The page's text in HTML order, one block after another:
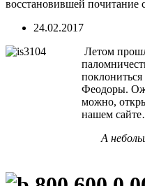
восстановившей почитание
24.02.2017
Летом
Феодоры.
можно,
нашем
А